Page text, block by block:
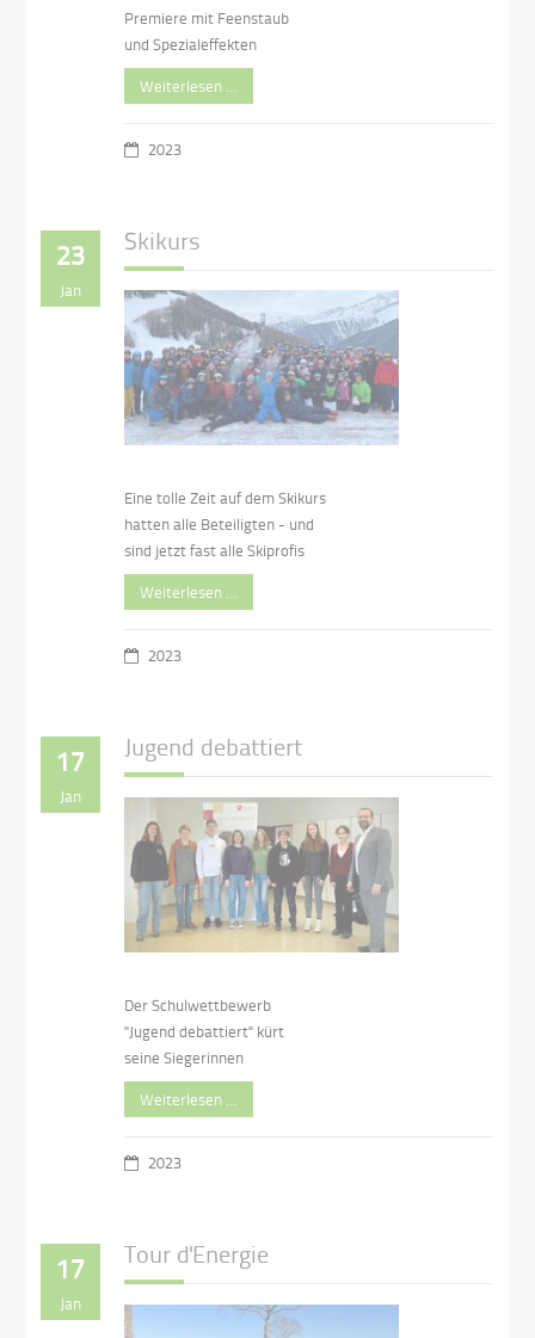
Premiere mit Feenstaub
und Spezialeffekten
Weiterlesen …
2023
23
Jan
Skikurs
Eine tolle Zeit auf dem Skikurs
hatten alle Beteiligten - und
sind jetzt fast alle Skiprofis
Weiterlesen …
2023
17
Jan
Jugend debattiert
Der Schulwettbewerb
"Jugend debattiert" kürt
seine Siegerinnen
Weiterlesen …
2023
17
Jan
Tour d'Energie